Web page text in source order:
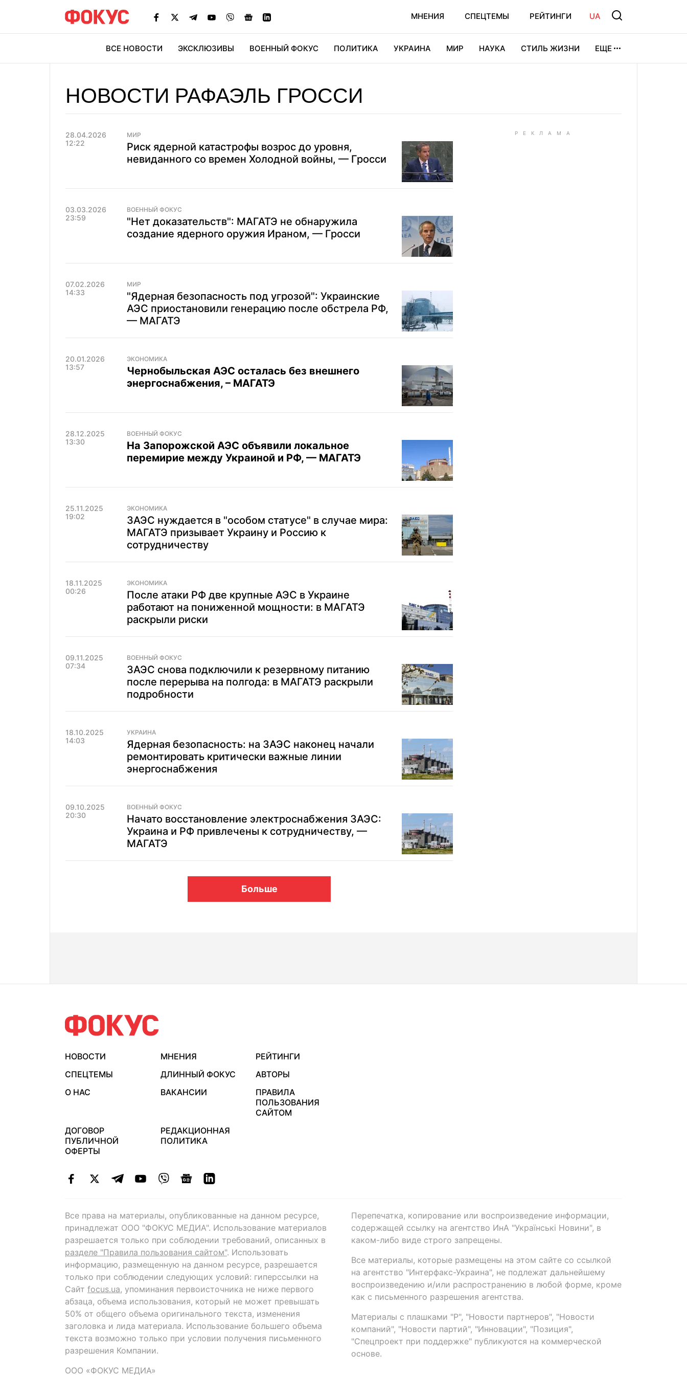
МНЕНИЯ СПЕЦТЕМЫ РЕЙТИНГИ UA
ВСЕ НОВОСТИ ЭКСКЛЮЗИВЫ ВОЕННЫЙ ФОКУС ПОЛИТИКА УКРАИНА МИР НАУКА СТИЛЬ ЖИЗНИ ЕЩЕ
НОВОСТИ РАФАЭЛЬ ГРОССИ
28.04.2026
12:22
МИР
Риск ядерной катастрофы возрос до уровня,
невиданного со времен Холодной войны, — Гросси
03.03.2026
23:59
ВОЕННЫЙ ФОКУС
"Нет доказательств": МАГАТЭ не обнаружила
создание ядерного оружия Ираном, — Гросси
07.02.2026
14:33
МИР
"Ядерная безопасность под угрозой": Украинские
АЭС приостановили генерацию после обстрела РФ,
— МАГАТЭ
20.01.2026
13:57
ЭКОНОМИКА
Чернобыльская АЭС осталась без внешнего
энергоснабжения, – МАГАТЭ
28.12.2025
13:30
ВОЕННЫЙ ФОКУС
На Запорожской АЭС объявили локальное
перемирие между Украиной и РФ, — МАГАТЭ
25.11.2025
19:02
ЭКОНОМИКА
ЗАЭС нуждается в "особом статусе" в случае мира:
МАГАТЭ призывает Украину и Россию к
сотрудничеству
18.11.2025
00:26
ЭКОНОМИКА
После атаки РФ две крупные АЭС в Украине
работают на пониженной мощности: в МАГАТЭ
раскрыли риски
09.11.2025
07:34
ВОЕННЫЙ ФОКУС
ЗАЭС снова подключили к резервному питанию
после перерыва на полгода: в МАГАТЭ раскрыли
подробности
18.10.2025
14:03
УКРАИНА
Ядерная безопасность: на ЗАЭС наконец начали
ремонтировать критически важные линии
энергоснабжения
09.10.2025
20:30
ВОЕННЫЙ ФОКУС
Начато восстановление электроснабжения ЗАЭС:
Украина и РФ привлечены к сотрудничеству, —
МАГАТЭ
Больше
НОВОСТИ МНЕНИЯ
РЕЙТИНГИ
СПЕЦТЕМЫ
ДЛИННЫЙ ФОКУС
АВТОРЫ
О НАС
ВАКАНСИИ
ПРАВИЛА
ПОЛЬЗОВАНИЯ
САЙТОМ
ДОГОВОР
ПУБЛИЧНОЙ
ОФЕРТЫ
РЕДАКЦИОННАЯ
ПОЛИТИКА
Все права на материалы, опубликованные на данном ресурсе,
принадлежат ООО "ФОКУС МЕДИА". Использование материалов
разрешается только при соблюдении требований, описанных в
разделе "Правила пользования сайтом". Использовать
информацию, размещенную на данном ресурсе, разрешается
только при соблюдении следующих условий: гиперссылки на
Сайт focus.ua, упоминания первоисточника не ниже первого
абзаца, объема использования, который не может превышать
50% от общего объема оригинального текста, изменения
заголовка и лида материала. Использование большего объема
текста возможно только при условии получения письменного
разрешения Компании.
ООО «ФОКУС МЕДИА»
Перепечатка, копирование или воспроизведение информации,
содержащей ссылку на агентство ИнА "Українські Новини", в
каком-либо виде строго запрещены.
Все материалы, которые размещены на этом сайте со ссылкой
на агентство "Интерфакс-Украина", не подлежат дальнейшему
воспроизведению и/или распространению в любой форме, кроме
как с письменного разрешения агентства.
Материалы с плашками "Р", "Новости партнеров", "Новости
компаний", "Новости партий", "Инновации", "Позиция",
"Спецпроект при поддержке" публикуются на коммерческой
основе.